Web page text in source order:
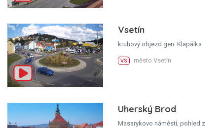
Vsetín
kruhový objezd gen. Klapálka
VS město Vsetín
Uherský Brod
Masarykovo náměstí, pohled z